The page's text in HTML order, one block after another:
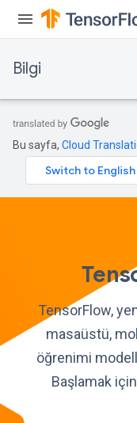
Bilgi
Bu sayfa, Cloud
TensorFlow,
masaüstü,
öğrenimi
Başlamak